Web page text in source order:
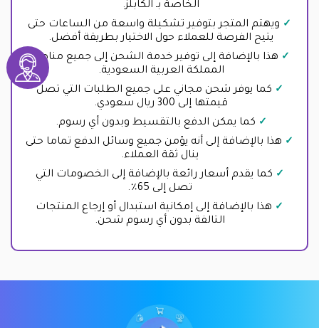
الخاصة بـ الكابلز.
ويهتم المتجر بتوفير تشكيلة واسعة من الساعات حتى
يتيح الفرصة للعملاء حول الاختيار بطريقة أفضل.
هذا بالإضافة إلى توفير خدمة الشحن إلى جميع مناطق
المملكة العربية السعودية.
كما يوفر شحن مجاني على جميع الطلبات التي تصل
قيمتها إلى 300 ريال سعودي.
كما يمكن الدفع بالتقسيط وبدون أي رسوم.
هذا بالإضافة إلى أنه يؤمن جميع وسائل الدفع تماما حتى
ينال ثقة العملاء.
كما يقدم أسعار رائعة بالإضافة إلى الخصومات التي
تصل إلى 65٪.
هذا بالإضافة إلى إمكانية استبدال أو إرجاع المنتجات
التالفة بدون أي رسوم شحن.